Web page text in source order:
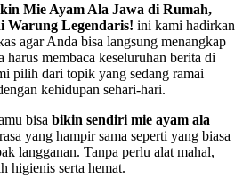
Mie Ayam Ala Jawa di Rumah,
Warung Legendaris! ini kami hadirkan
agar Anda bisa langsung menangkap
harus membaca keseluruhan berita di
pilih dari topik yang sedang ramai
kehidupan sehari-hari.
bisa bikin sendiri mie ayam ala
yang hampir sama seperti yang biasa
langganan. Tanpa perlu alat mahal,
higienis serta hemat.